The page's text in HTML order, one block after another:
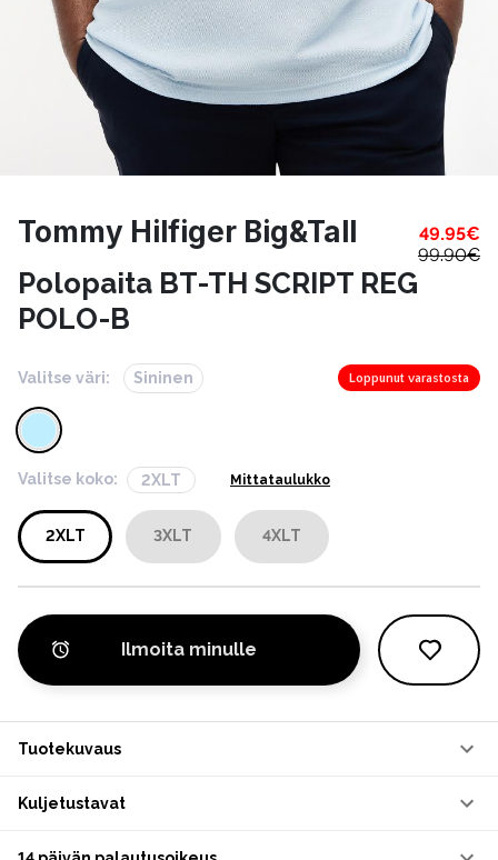
Tommy Hilfiger Big&Tall 49.95€
99.90€
Polopaita BT-TH SCRIPT REG
POLO-B
Valitse väri: Sininen Loppunut varastosta
Valitse koko: 2XLT Mittataulukko
2XLT 3XLT 4XLT
Ilmoita minulle
Tuotekuvaus
Kuljetustavat